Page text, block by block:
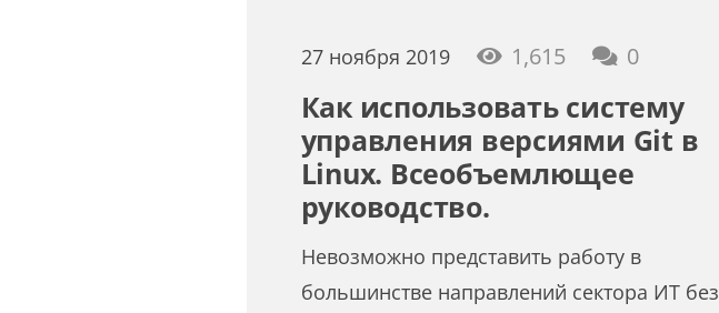
27 ноября 2019 1,615 0
Как использовать систему
управления версиями Git в
Linux. Всеобъемлющее
руководство.
Невозможно представить работу в
большинстве направлений сектора ИТ без